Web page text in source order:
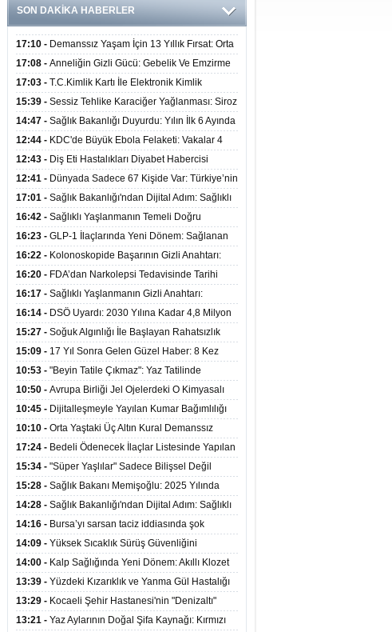
SON DAKİKA HABERLER
17:10 - Demanssız Yaşam İçin 13 Yıllık Fırsat: Orta
Yaştaki Yaşam Tarzı Beyin Sağlığını Belirliyor
17:08 - Anneliğin Gizli Gücü: Gebelik Ve Emzirme
Biyolojik Dayanıklılığı Artırabilir Mi?
17:03 - T.C.Kimlik Kartı İle Elektronik Kimlik
Doğrulama Yöntemi (Biyometrik Kimlik Doğrulama
Sistemi) 07.08.2026
15:39 - Sessiz Tehlike Karaciğer Yağlanması: Siroz
Ve Kalp Krizine Davetiye Çıkarıyor!
14:47 - Sağlık Bakanlığı Duyurdu: Yılın İlk 6 Ayında
10 Binden Fazla Hasta Hiperbarik Oksijen Tedavisi
Aldı
12:44 - KDC'de Büyük Ebola Felaketi: Vakalar 4
Bini Aştı, Virüste Mutasyon Şüphesi!
12:43 - Diş Eti Hastalıkları Diyabet Habercisi
Olabilir: Ağız Sağlığı Ve Şeker Arasındaki Çift Yönlü
Bağ Kanıtlandı
12:41 - Dünyada Sadece 67 Kişide Var: Türkiye’nin
İlk Bundgaard Sendromu Vakası Diyarbakır’da
Teşhis Edildi
17:01 - Sağlık Bakanlığı'ndan Dijital Adım: Sağlıklı
Hayat Merkezlerinde Uzaktan Danışmanlık Dönemi
Başladı
16:42 - Sağlıklı Yaşlanmanın Temeli Doğru
Beslenmeden Geçiyor: İleri Yaşta Hangi Besin
Öğelerine İhtiyaç Duyuluyor?
16:23 - GLP-1 İlaçlarında Yeni Dönem: Sağlanan
Faydalar Yalnızca Kilo Kaybıyla Sınırlı Değil
16:22 - Kolonoskopide Başarının Gizli Anahtarı:
Yetersiz Bağırsak Temizliği Poliplerin Gözden
Kaçmasına Neden Oluyor
16:20 - FDA’dan Narkolepsi Tedavisinde Tarihi
Onay: Oreksin Sistemini Hedefleyen İlk İlaç
Kullanıma Sunuldu
16:17 - Sağlıklı Yaşlanmanın Gizli Anahtarı:
Düzenli Kuvvet Antrenmanı Kas Ve Kemik Sağlığını
Koruyor
16:14 - DSÖ Uyardı: 2030 Yılına Kadar 4,8 Milyon
Hemşire ve Ebe Açığı Oluşabilir
15:27 - Soğuk Algınlığı İle Başlayan Rahatsızlık
Karaciğer Yetmezliği Çıktı: 17 Yıl Sonra Nakille
Hayata Tutundu
15:09 - 17 Yıl Sonra Gelen Güzel Haber: 8 Kez
Reddedilen Hastaya 9'uncu Çağrıda Nakil Yapıldı
10:53 - "Beyin Tatile Çıkmaz": Yaz Tatilinde
Öğrenilenlerin Yüzde 39'u Unutulabiliyor
10:50 - Avrupa Birliği Jel Ojelerdeki O Kimyasalı
Yasakladı: Kısırlık ve Alerji Riski Uyarısı
10:45 - Dijitalleşmeyle Yayılan Kumar Bağımlılığı
Beyni ve Aileyi Yıkıma Uğratıyor
10:10 - Orta Yaştaki Üç Altın Kural Demanssız
Yaşamı 13 Yıl Uzatabiliyor
17:24 - Bedeli Ödenecek İlaçlar Listesinde Yapılan
Düzenlemeler Hakkında Duyuru 2026/30
15:34 - "Süper Yaşlılar" Sadece Bilişsel Değil
Fiziksel Olarak da Daha Sağlıklı Yaşıyor
15:28 - Sağlık Bakanı Memişoğlu: 2025 Yılında
300 Bini Aşkın Kişiye Emzirme Eğitimi Verildi
14:28 - Sağlık Bakanlığı'ndan Dijital Adım: Sağlıklı
Hayat Merkezlerinde Uzaktan Sağlık Hizmeti
Başladı
14:16 - Bursa’yı sarsan taciz iddiasında şok
gelişme!
14:09 - Yüksek Sıcaklık Sürüş Güvenliğini
Düşürüyor: 40 Derecede Güvenli Sürüş Süresi 53
Dakikaya İniyor
14:00 - Kalp Sağlığında Yeni Dönem: Akıllı Klozet
Kapağı 30 Saniyede Ritim Bozukluğunu Tespit
Ediyor
13:39 - Yüzdeki Kızarıklık ve Yanma Gül Hastalığı
(Rozasea) Belirtisi Olabilir
13:29 - Kocaeli Şehir Hastanesi'nin "Denizaltı"
Görünümlü Ünitesi Hastalara Umut Oluyor
13:21 - Yaz Aylarının Doğal Şifa Kaynağı: Kırmızı